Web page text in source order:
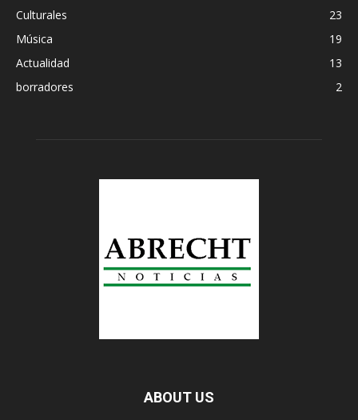
Culturales
23
Música
19
Actualidad
13
borradores
2
ABOUT US